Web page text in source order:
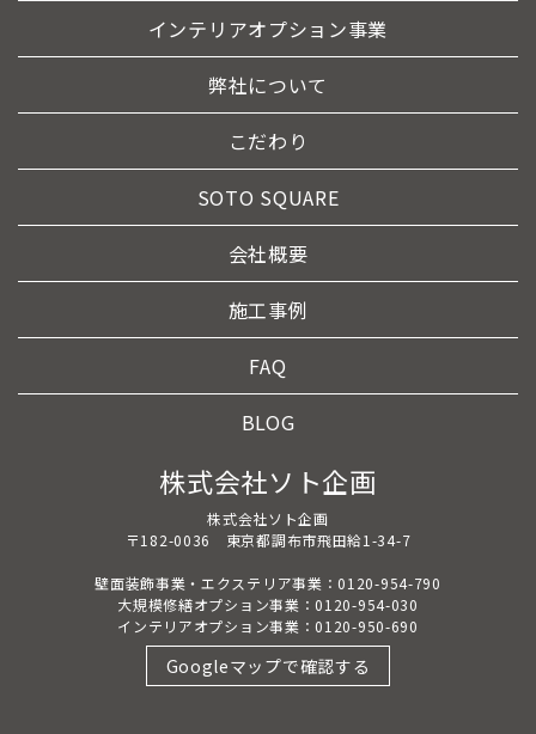
インテリアオプション事業
弊社について
こだわり
SOTO SQUARE
会社概要
施工事例
FAQ
BLOG
株式会社ソト企画
株式会社ソト企画
〒182-0036 東京都調布市飛田給1-34-7
壁面装飾事業・エクステリア事業：0120-954-790
大規模修繕オプション事業：0120-954-030
インテリアオプション事業：0120-950-690
Googleマップで確認する